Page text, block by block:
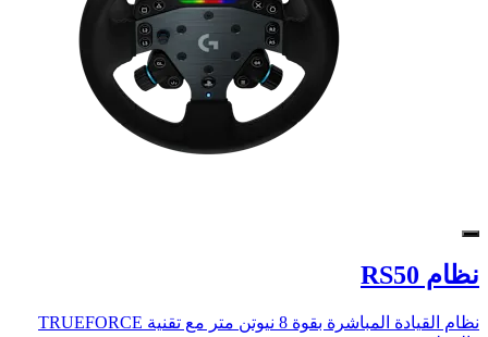
نظام RS50
نظام القيادة المباشرة بقوة 8 نيوتن متر مع تقنية TRUEFORCE